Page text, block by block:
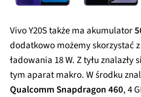
Vivo Y20S także ma akumulator
dodatkowo możemy skorzystać
ładowania 18 W. Z tyłu znalazły
tym aparat makro. W środku
Qualcomm Snapdragon 460, 4